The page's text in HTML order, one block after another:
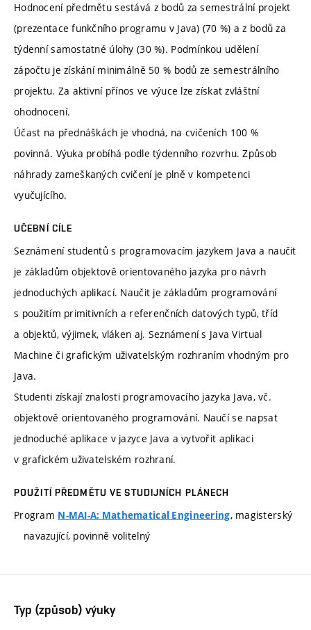
Hodnocení předmětu sestává z bodů za semestrální projekt
(prezentace funkčního programu v Java) (70 %) a z bodů za
týdenní samostatné úlohy (30 %). Podmínkou udělení
zápočtu je získání minimálně 50 % bodů ze semestrálního
projektu. Za aktivní přínos ve výuce lze získat zvláštní
ohodnocení.
Účast na přednáškách je vhodná, na cvičeních 100 %
povinná. Výuka probíhá podle týdenního rozvrhu. Způsob
náhrady zameškaných cvičení je plně v kompetenci
vyučujícího.
UČEBNÍ CÍLE
Seznámení studentů s programovacím jazykem Java a naučit
je základům objektově orientovaného jazyka pro návrh
jednoduchých aplikací. Naučit je základům programování
s použitím primitivních a referenčních datových typů, tříd
a objektů, výjimek, vláken aj. Seznámení s Java Virtual
Machine či grafickým uživatelským rozhraním vhodným pro
Java.
Studenti získají znalosti programovacího jazyka Java, vč.
objektově orientovaného programování. Naučí se napsat
jednoduché aplikace v jazyce Java a vytvořit aplikaci
v grafickém uživatelském rozhraní.
POUŽITÍ PŘEDMĚTU VE STUDIJNÍCH PLÁNECH
Program N-MAI-A: Mathematical Engineering, magisterský
navazující, povinně volitelný
Typ (způsob) výuky